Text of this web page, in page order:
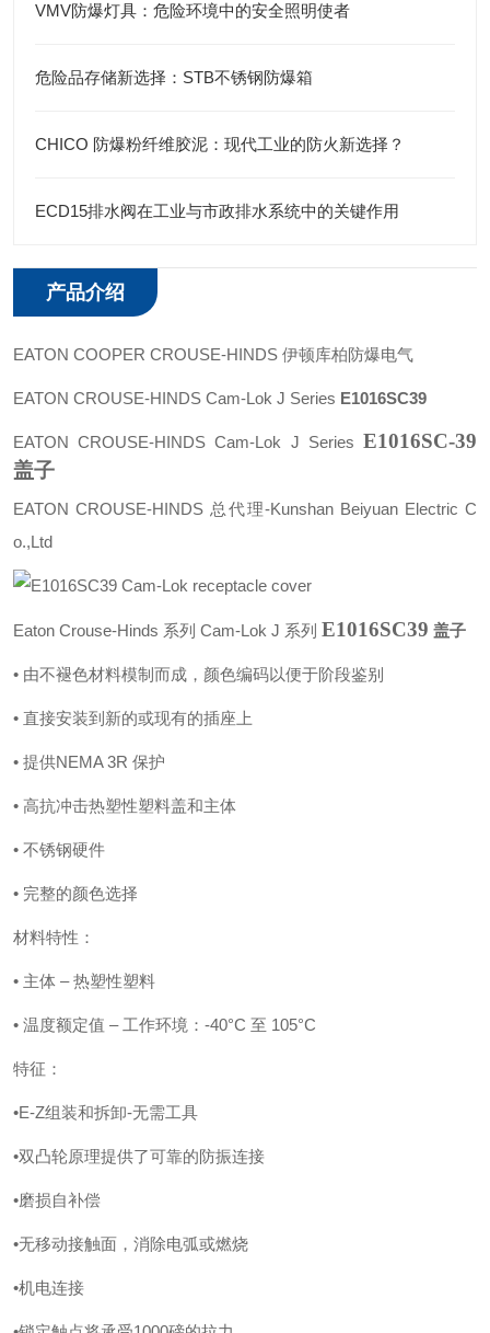
VMV防爆灯具：危险环境中的安全照明使者
危险品存储新选择：STB不锈钢防爆箱
CHICO 防爆粉纤维胶泥：现代工业的防火新选择？
ECD15排水阀在工业与市政排水系统中的关键作用
产品介绍
EATON COOPER CROUSE-HINDS 伊顿库柏防爆电气
EATON CROUSE-HINDS Cam-Lok J Series E1016SC39
EATON CROUSE-HINDS Cam-Lok J Series E1016SC-39
盖子
EATON CROUSE-HINDS 总代理-Kunshan Beiyuan Electric C
o.,Ltd
Eaton Crouse-Hinds 系列 Cam-Lok J 系列 E1016SC39 盖子
• 由不褪色材料模制而成，颜色编码以便于阶段鉴别
• 直接安装到新的或现有的插座上
• 提供NEMA 3R 保护
• 高抗冲击热塑性塑料盖和主体
• 不锈钢硬件
• 完整的颜色选择
材料特性：
• 主体 – 热塑性塑料
• 温度额定值 – 工作环境：-40°C 至 105°C
特征：
•E-Z组装和拆卸-无需工具
•双凸轮原理提供了可靠的防振连接
•磨损自补偿
•无移动接触面，消除电弧或燃烧
•机电连接